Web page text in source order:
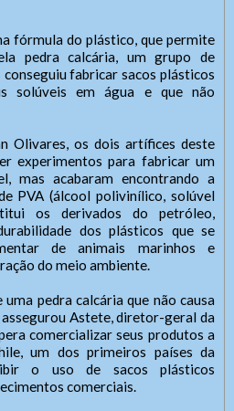
fórmula do plástico, que permite
pedra calcária, um grupo de
fabricar sacos plásticos
solúveis em água e que não
Olivares, os dois artífices deste
experimentos para fabricar um
mas acabaram encontrando a
PVA (álcool polivinílico, solúvel
os derivados do petróleo,
dos plásticos que se
de animais marinhos e
do meio ambiente.
pedra calcária que não causa
assegurou Astete, diretor-geral da
comercializar seus produtos a
um dos primeiros países da
o uso de sacos plásticos
comerciais.